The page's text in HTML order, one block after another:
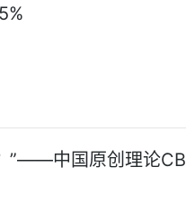
”——中国原创理论